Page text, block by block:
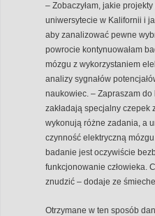
– Zobaczyłam, jakie
uniwersytecie w Kalifornii i
aby zanalizować pewne
powrocie kontynuowałam
mózgu z wykorzystaniem
analizy sygnałów
naukowiec. – Zapraszam
zakładają specjalny czepek
wykonują różne zadania, a
czynność elektryczną
badanie jest oczywiście
funkcjonowanie człowieka.
znudzić – dodaje ze
Otrzymane w ten sposób